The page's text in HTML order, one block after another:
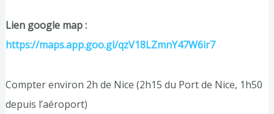
Lien google map :
https://maps.app.goo.gl/qzV18LZmnY47W6ir7
Compter environ 2h de Nice (2h15 du Port de Nice, 1h50
depuis l’aéroport)